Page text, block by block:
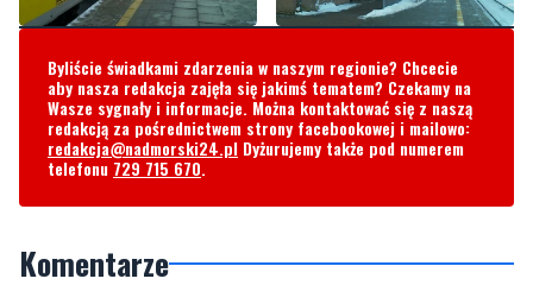
Byliście świadkami zdarzenia w naszym regionie? Chcecie
aby nasza redakcja zajęła się jakimś tematem? Czekamy na
Wasze sygnały i informacje. Można kontaktować się z naszą
redakcją za pośrednictwem strony facebookowej i mailowo:
redakcja@nadmorski24.pl Dyżurujemy także pod numerem
telefonu 729 715 670.
Komentarze